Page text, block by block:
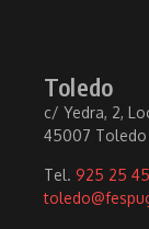
Toledo
c/ Yedra, 2,
45007 Toledo
Tel. 925 25